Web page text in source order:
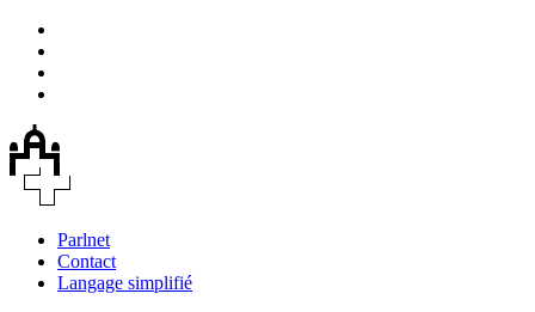
Parlnet
Contact
Langage simplifié